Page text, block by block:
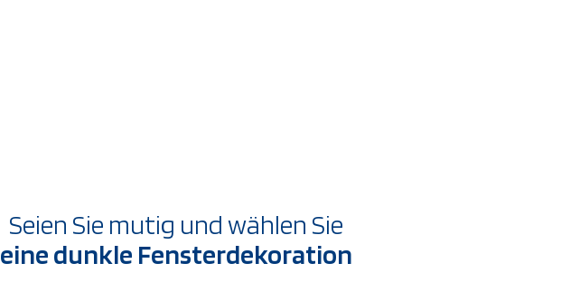
Seien Sie mutig und wählen Sie
eine dunkle Fensterdekoration